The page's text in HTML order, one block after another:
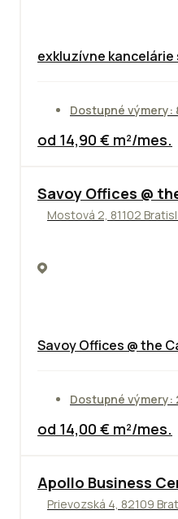
exkluzívne kancelárie
Dostupné výmery:
od 14,90 € m²/mes.
TOP
Savoy Offices @
Mostová 2, 81102
Savoy Offices @ the
Dostupné výmery:
od 14,00 € m²/mes.
TOP NOVINKA
Apollo Business
Prievozská 4, 82109